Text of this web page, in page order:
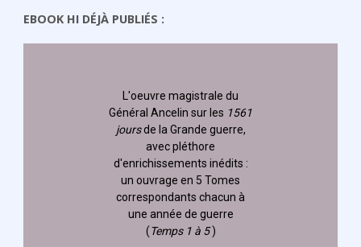
EBOOK HI DÉJÀ PUBLIÉS :
L'oeuvre magistrale du
Général Ancelin sur les 1561
joursde la Grande guerre,
avec pléthore
d'enrichissements inédits :
un ouvrage en 5 Tomes
correspondants chacun à
une année de guerre
(Temps 1 à 5)